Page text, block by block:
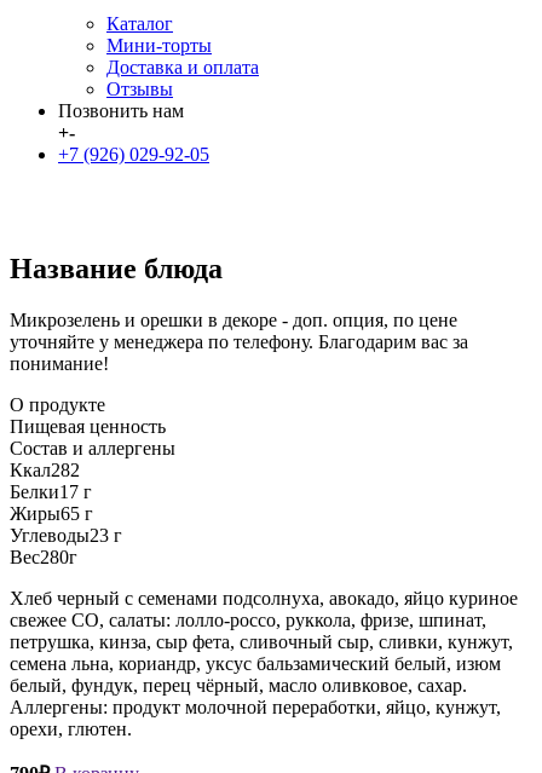
Каталог
Мини-торты
Доставка и оплата
Отзывы
Позвонить нам
+-
+7 (926) 029-92-05
Название блюда
Микрозелень и орешки в декоре - доп. опция, по цене
уточняйте у менеджера по телефону. Благодарим вас за
понимание!
О продукте
Пищевая ценность
Состав и аллергены
Ккал282
Белки17 г
Жиры65 г
Углеводы23 г
Вес280г
Хлеб черный с семенами подсолнуха, авокадо, яйцо куриное
свежее СО, салаты: лолло-россо, руккола, фризе, шпинат,
петрушка, кинза, сыр фета, сливочный сыр, сливки, кунжут,
семена льна, кориандр, уксус бальзамический белый, изюм
белый, фундук, перец чёрный, масло оливковое, сахар.
Аллергены: продукт молочной переработки, яйцо, кунжут,
орехи, глютен.